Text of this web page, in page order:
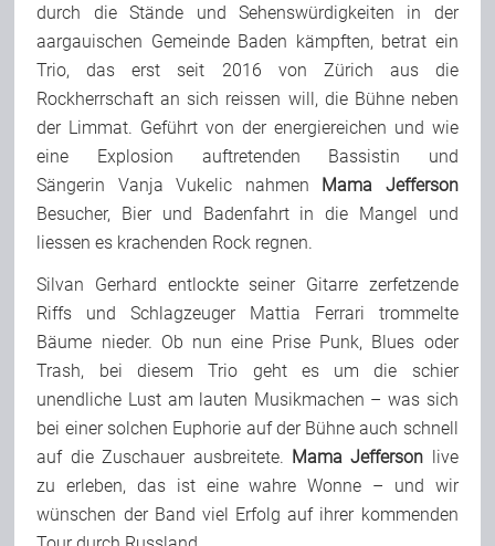
durch die Stände und Sehenswürdigkeiten in der
aargauischen Gemeinde Baden kämpften, betrat ein
Trio, das erst seit 2016 von Zürich aus die
Rockherrschaft an sich reissen will, die Bühne neben
der Limmat. Geführt von der energiereichen und wie
eine Explosion auftretenden Bassistin und
Sängerin Vanja Vukelic nahmen Mama Jefferson
Besucher, Bier und Badenfahrt in die Mangel und
liessen es krachenden Rock regnen.
Silvan Gerhard entlockte seiner Gitarre zerfetzende
Riffs und Schlagzeuger Mattia Ferrari trommelte
Bäume nieder. Ob nun eine Prise Punk, Blues oder
Trash, bei diesem Trio geht es um die schier
unendliche Lust am lauten Musikmachen – was sich
bei einer solchen Euphorie auf der Bühne auch schnell
auf die Zuschauer ausbreitete. Mama Jefferson live
zu erleben, das ist eine wahre Wonne – und wir
wünschen der Band viel Erfolg auf ihrer kommenden